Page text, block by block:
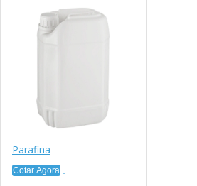
Parafina
Cotar Agora